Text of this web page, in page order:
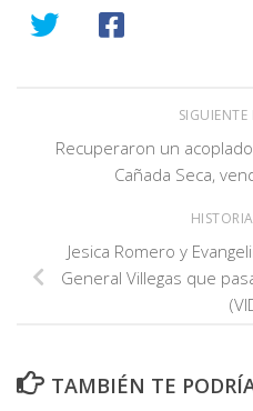
Recuperaron un
Cañada Seca,
Jesica Romero y
General Villegas que
TAMBIÉN TE